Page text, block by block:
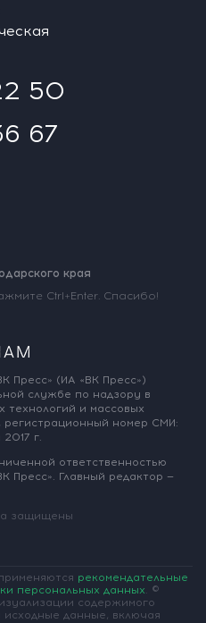
50
67
края
Ctrl+Enter. Спасибо!
Пресс» (ИА «ВК Пресс»)
службе по надзору в
технологий и массовых
регистрационный номер СМИ:
2017 г.
ответственностью
Пресс». Главный редактор —
защищены
рекомендательные
персональных данных. ©
содержимого
данные, включая